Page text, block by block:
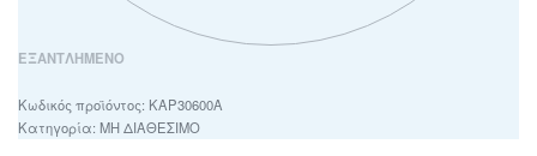
ΕΞΑΝΤΛΗΜΈΝΟ
ΚΑΡ30600Α
Κατηγορία: ΜΗ ΔΙΑΘΕΣΙΜΟ